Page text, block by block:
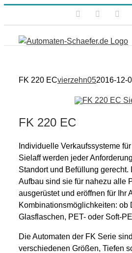
FacebookInstagram
FK 220 ECvierzehn052016-12-
FK 220 EC
Individuelle Verkaufssysteme
Sielaff werden jeder
Standort und Befüllung gerecht.
Aufbau sind sie für nahezu alle
ausgerüstet und eröffnen für Ihr
Kombinationsmöglichkeiten: ob
Glasflaschen, PET- oder Soft-
Die Automaten der FK Serie
verschiedenen Größen, Tiefen